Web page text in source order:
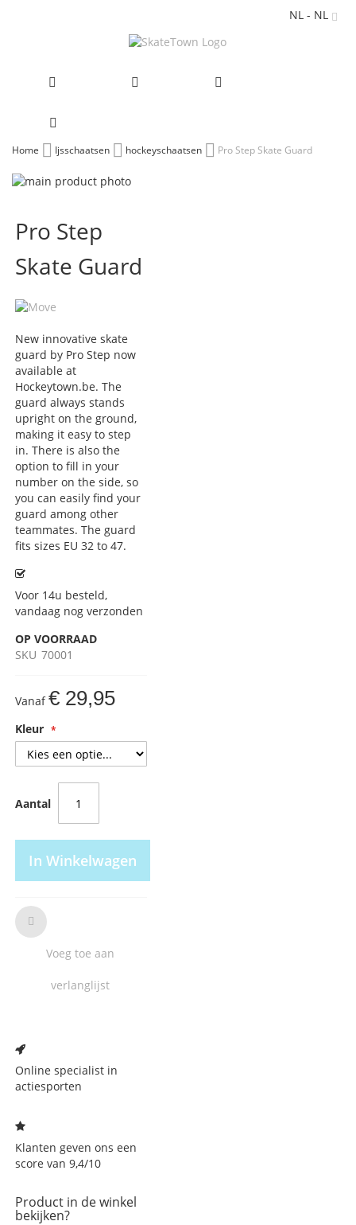
NL - NL
Ga
de
Home Ijsschaatsen hockeyschaatsen Pro Step Skate Guard
Ga
einde
van
de
afbeeldingen-
het
begin
van
de
gallerij
Pro Step
Skate Guard
New innovative skate
guard by Pro Step now
available at
Hockeytown.be. The
guard always stands
upright on the ground,
making it easy to step
in. There is also the
option to fill in your
number on the side, so
you can easily find your
guard among other
teammates. The guard
fits sizes EU 32 to 47.
Voor 14u besteld,
vandaag nog verzonden
OP VOORRAAD
SKU 70001
Vanaf € 29,95
Kleur
Aantal
In Winkelwagen
Voeg toe aan
verlanglijst
verlanglijst
Online specialist in
actiesporten
Klanten geven ons een
score van 9,4/10
Product in de winkel
bekijken?